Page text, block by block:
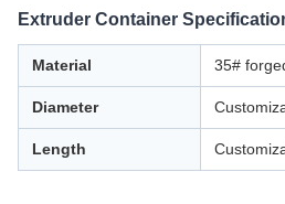
Extruder Container
Material 35#
Diameter
Length